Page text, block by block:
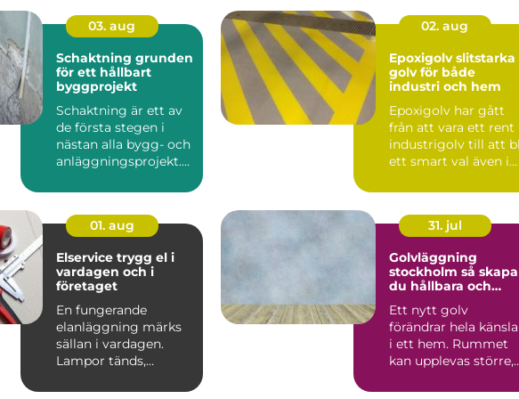
03. aug
Schaktning grunden
för ett hållbart
byggprojekt
Schaktning är ett av
de första stegen i
nästan alla bygg- och
anläggningsprojekt.
02. aug
Epoxigolv slitstarka
golv för både
industri och hem
Epoxigolv har gått
från att vara ett rent
industrigolv till att
ett smart val även i
01. aug
Elservice trygg el i
vardagen och i
företaget
En fungerande
elanläggning märks
sällan i vardagen.
Lampor tänds,
systemen bara...
31. jul
Golvläggning
stockholm så skapar
du hållbara och
Ett nytt golv
förändrar hela
i ett hem. Rummet
kan upplevas större,
sammanhå...